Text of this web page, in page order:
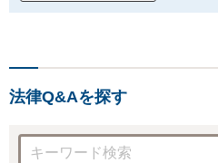
法律Q&Aを探す